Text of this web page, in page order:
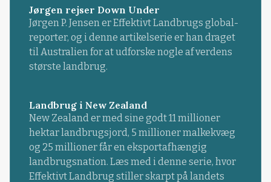
Jørgen rejser Down Under
Jørgen P. Jensen er Effektivt Landbrugs global-
reporter, og i denne artikelserie er han draget
til Australien for at udforske nogle af verdens
største landbrug.
Landbrug i New Zealand
New Zealand er med sine godt 11 millioner
hektar landbrugsjord, 5 millioner malkekvæg
og 25 millioner får en eksportafhængig
landbrugsnation. Læs med i denne serie, hvor
Effektivt Landbrug stiller skarpt på landets